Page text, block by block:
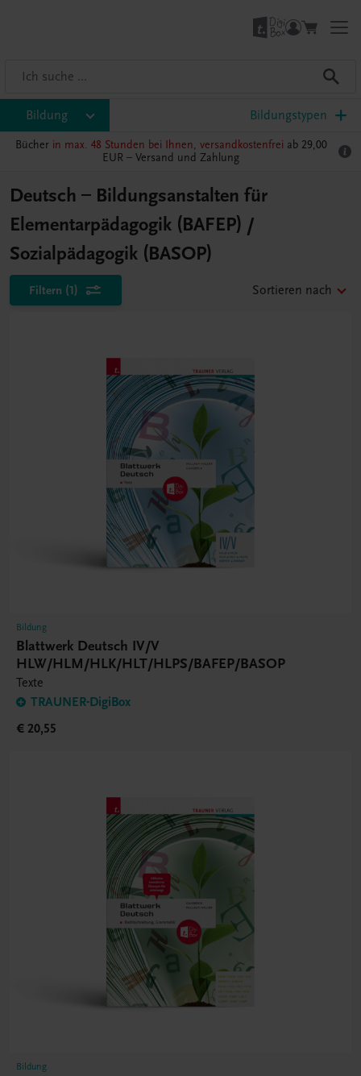
Bildung Bildungstypen
Bücher in max. 48 Stunden bei Ihnen, versandkostenfrei ab 29,00
EUR – Versand und Zahlung
Deutsch – Bildungsanstalten für
Elementarpädagogik (BAFEP) /
Sozialpädagogik (BASOP)
Filtern (1) Sortieren nach
Bildung
Blattwerk Deutsch IV/V
HLW/HLM/HLK/HLT/HLPS/BAFEP/BASOP
Texte
TRAUNER-DigiBox
€ 20,55
Bildung